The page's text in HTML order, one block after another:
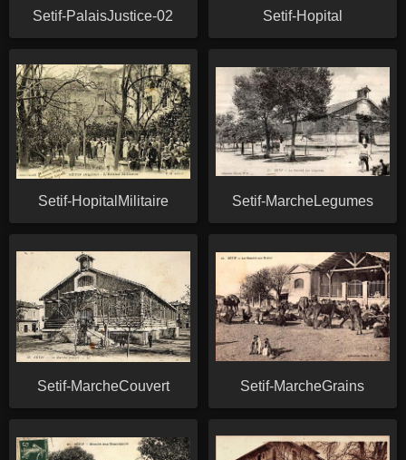
Setif-PalaisJustice-02 Setif-Hopital
Setif-HopitalMilitaire Setif-MarcheLegumes
Setif-MarcheCouvert Setif-MarcheGrains